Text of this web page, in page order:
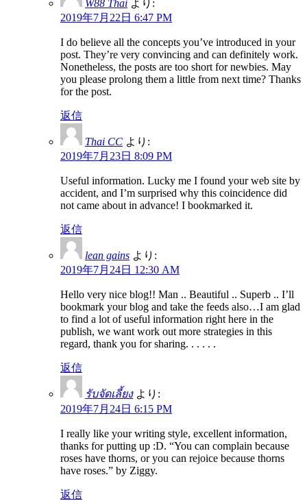
W88 Thai より:
2019年7月22日 6:47 PM
I do believe all the concepts you’ve introduced in your
post. They’re very convincing and can definitely work.
Nonetheless, the posts are too short for newbies. May
you please prolong them a little from next time? Thanks
for the post.
返信
Thai CC より:
2019年7月23日 8:09 PM
Useful information. Lucky me I found your web site by
accident, and I’m surprised why this coincidence did
not came about in advance! I bookmarked it.
返信
lean gains より:
2019年7月24日 12:30 AM
Hello very nice blog!! Man .. Beautiful .. Superb .. I’ll
bookmark your blog and take the feeds also…I am glad
to find a lot of useful information right here in the
publish, we want work out more strategies in this
regard, thank you for sharing. . . . . .
返信
รับจัดเลี้ยง より:
2019年7月24日 6:15 PM
I really like your writing style, excellent information,
thanks for putting up :D. “You can complain because
roses have thorns, or you can rejoice because thorns
have roses.” by Ziggy.
返信